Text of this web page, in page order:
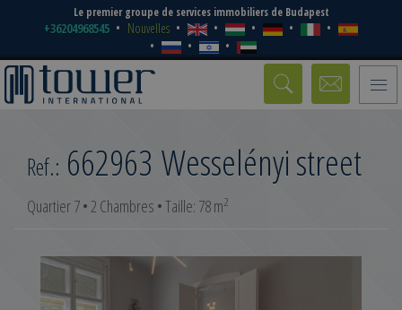
Le premier groupe de services immobiliers de Budapest
+36204968545 Nouvelles
Toggle
Wesselényi street
Ref.: 662963
Quartier 7 • 2 Chambres • Taille: 78 m2